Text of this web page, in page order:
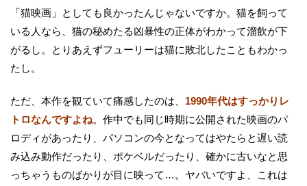
「猫映画」としても良かったんじゃないですか。猫を飼って
いる人なら、猫の秘めたる凶暴性の正体がわかって溜飲が下
がるし。とりあえずフューリーは猫に敗北したこともわかっ
たし。
ただ、本作を観ていて痛感したのは、 1990年代はすっかりレ
トロなんですよね。作中でも同じ時期に公開された映画のパ
ロディがあったり、パソコンの今となってはやたらと遅い読
み込み動作だったり、ポケベルだったり、確かに古いなと思
っちゃうものばかりが目に映って…。ヤバいですよ、これは